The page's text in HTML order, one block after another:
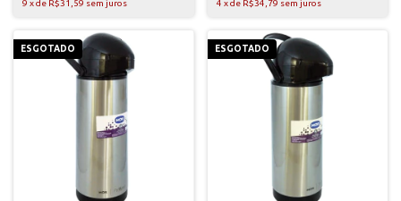
9 xde R$31,59 sem juros 4 xde R$34,79 sem juros
ESGOTADO ESGOTADO